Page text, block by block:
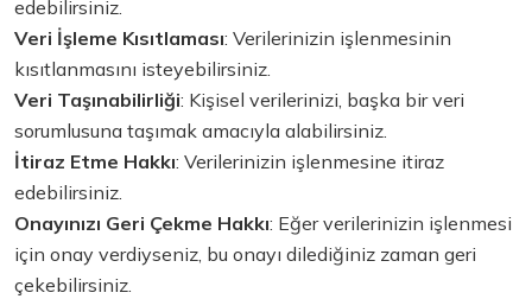
edebilirsiniz.
Veri İşleme Kısıtlaması: Verilerinizin işlenmesinin
kısıtlanmasını isteyebilirsiniz.
Veri Taşınabilirliği: Kişisel verilerinizi, başka bir veri
sorumlusuna taşımak amacıyla alabilirsiniz.
İtiraz Etme Hakkı: Verilerinizin işlenmesine itiraz
edebilirsiniz.
Onayınızı Geri Çekme Hakkı: Eğer verilerinizin işlenmesi
için onay verdiyseniz, bu onayı dilediğiniz zaman geri
çekebilirsiniz.